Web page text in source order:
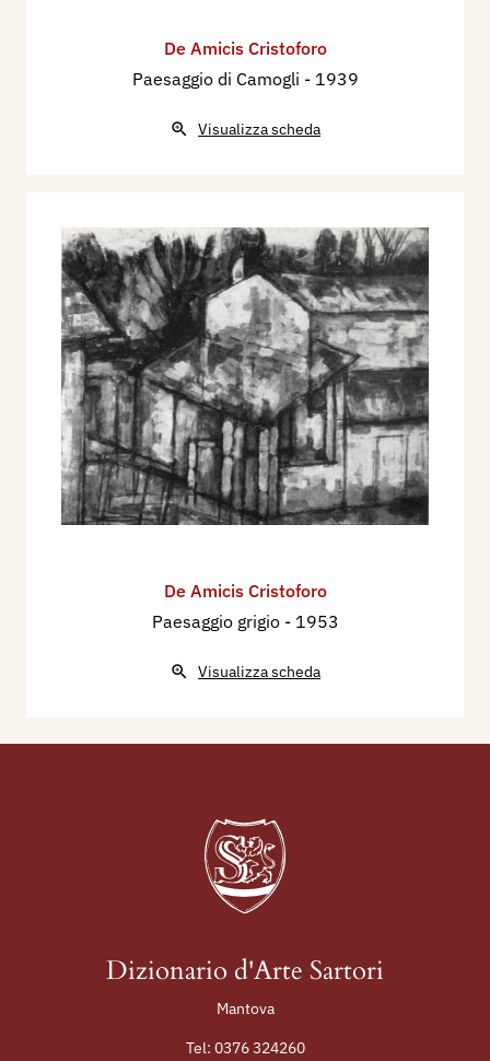
De Amicis Cristoforo
Paesaggio di Camogli - 1939
Visualizza scheda
De Amicis Cristoforo
Paesaggio grigio - 1953
Visualizza scheda
Dizionario d'Arte Sartori
Mantova
Tel: 0376 324260